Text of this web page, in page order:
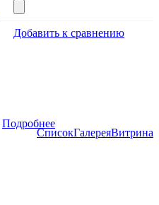
Добавить к сравнению
Подробнее
СписокГалереяВитрина